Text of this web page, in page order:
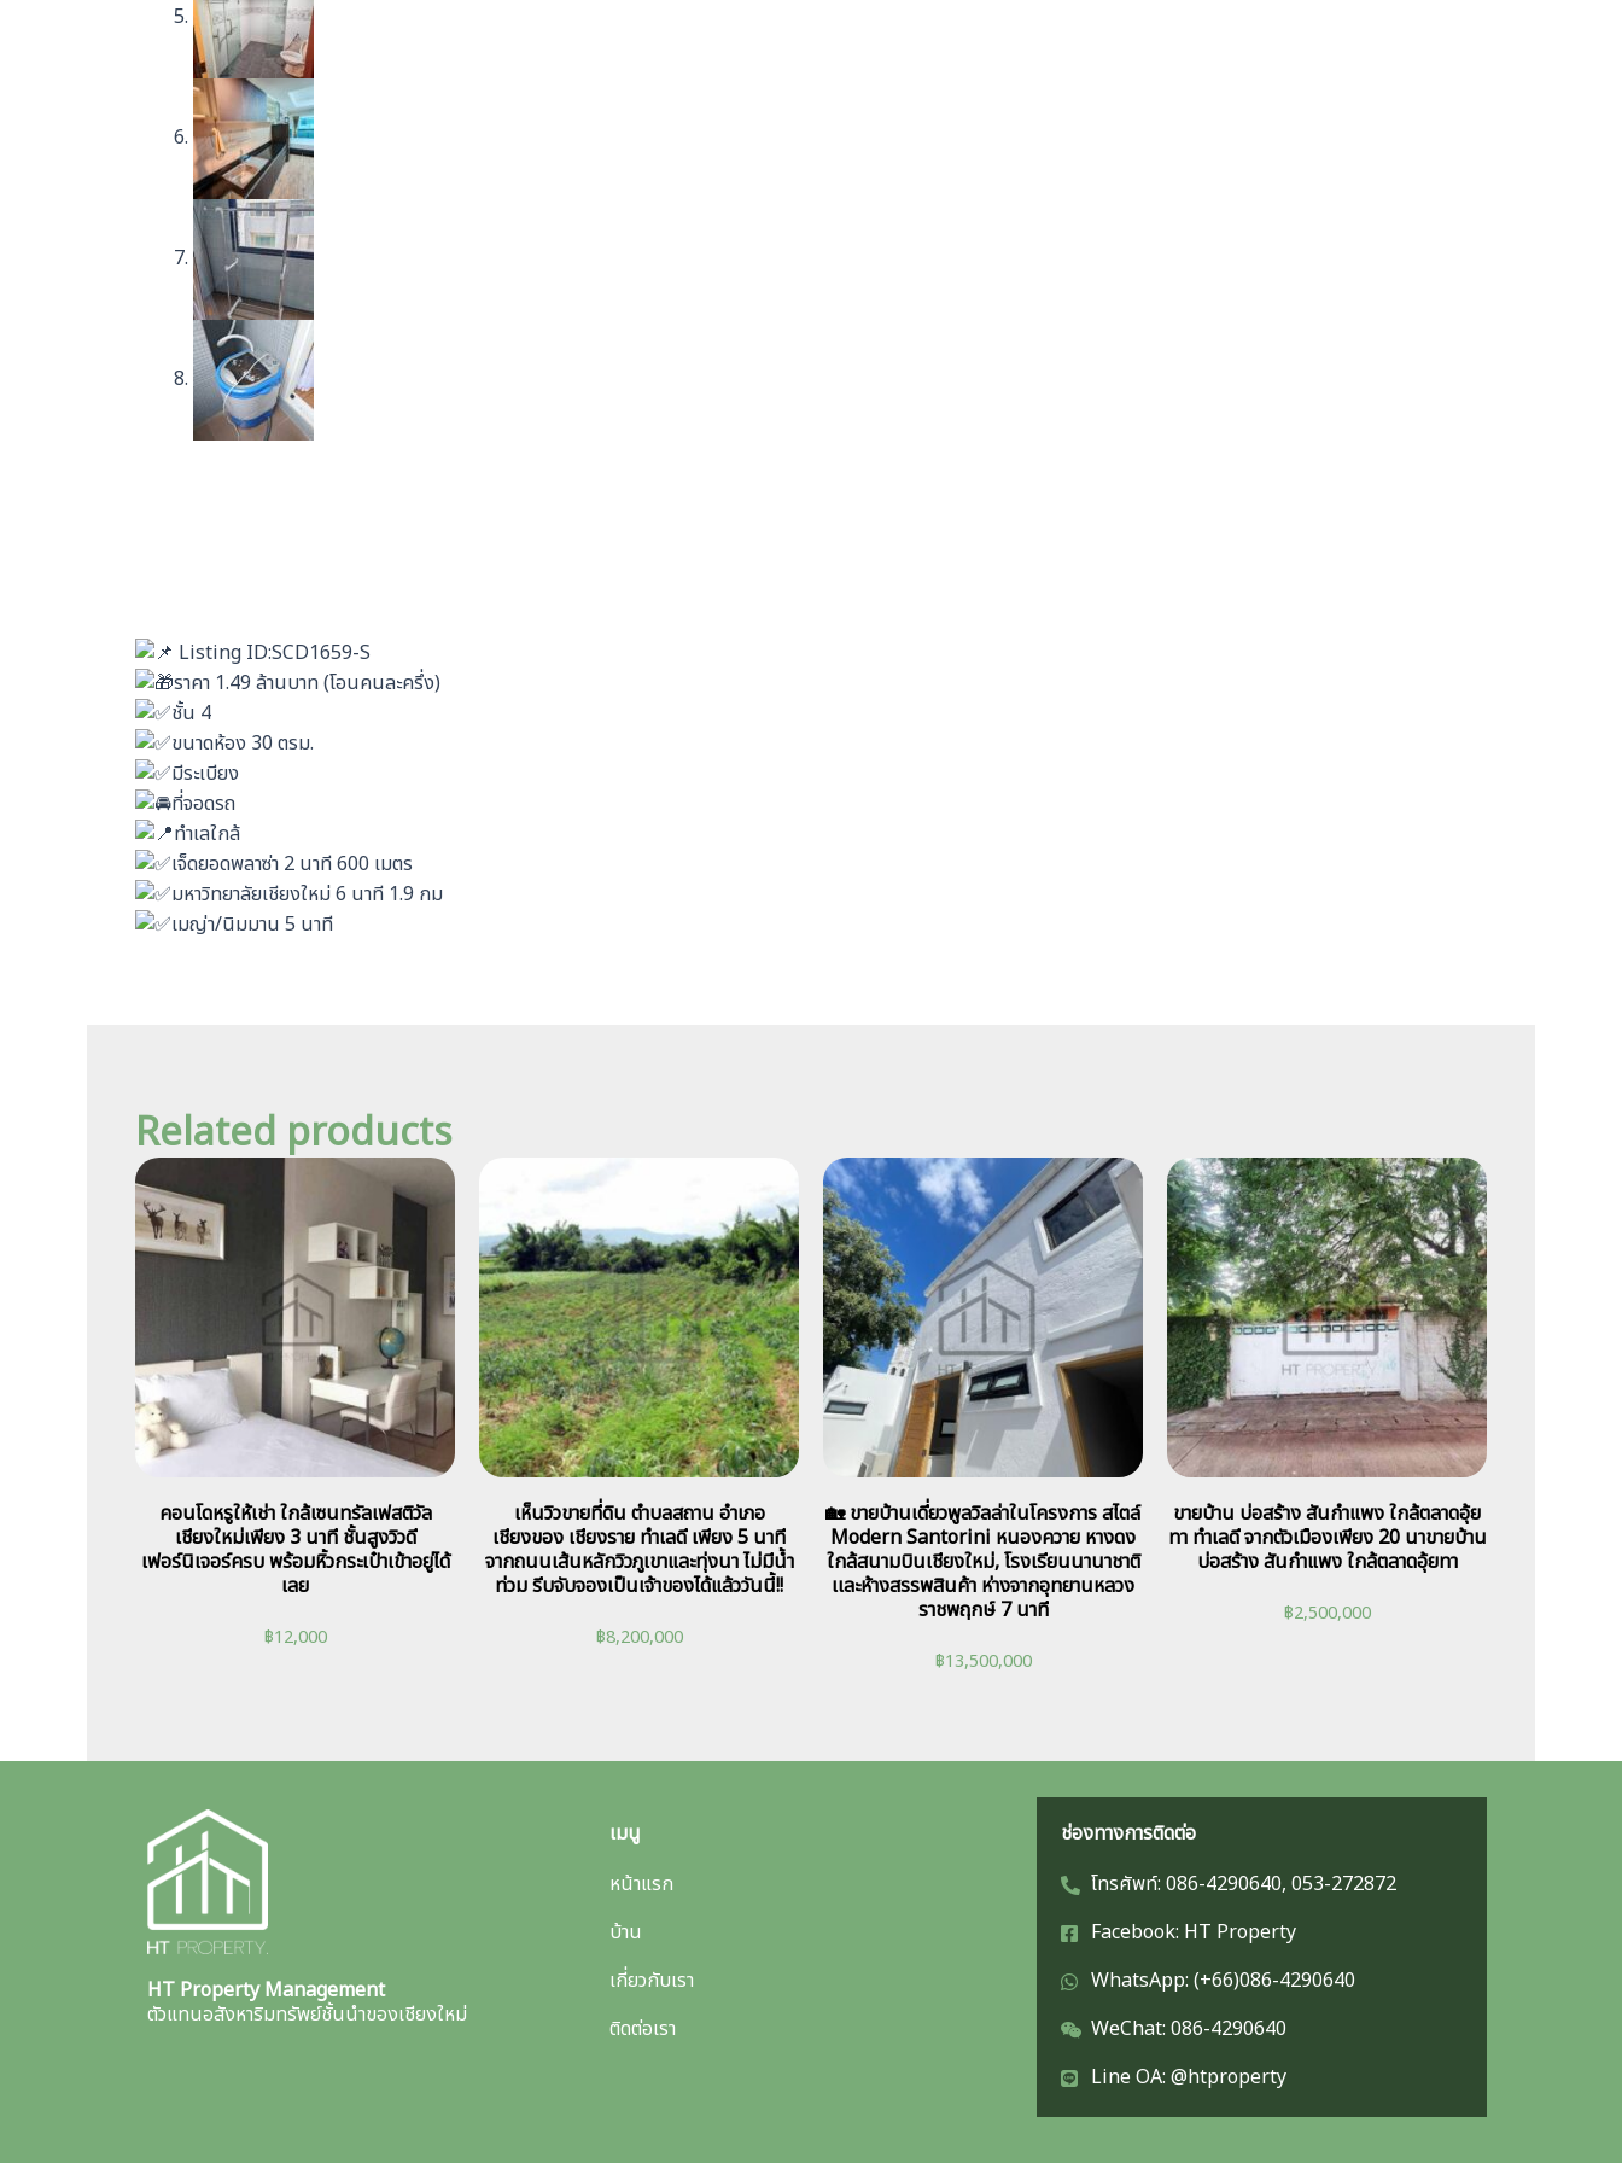
Listing ID:SCD1659-S
ราคา 1.49 ล้านบาท (โอนคนละครึ่ง)
ชั้น 4
ขนาดห้อง 30 ตรม.
มีระเบียง
ที่จอดรถ
ทำเลใกล้
เจ็ดยอดพลาซ่า 2 นาที 600 เมตร
มหาวิทยาลัยเชียงใหม่ 6 นาที 1.9 กม
เมญ่า/นิมมาน 5 นาที
Related products
คอนโดหรูให้เช่า ใกล้เซนทรัลเฟสติวัล
เชียงใหม่เพียง 3 นาที ชั้นสูงวิวดี
เฟอร์นิเจอร์ครบ พร้อมหิ้วกระเป๋าเข้าอยู่ได้
เลย
฿12,000
เห็นวิวขายที่ดิน ตำบลสถาน อำเภอ
เชียงของ เชียงราย ทำเลดี เพียง 5 นาที
จากถนนเส้นหลักวิวภูเขาและทุ่งนา ไม่มีน้ำ
ท่วม รีบจับจองเป็นเจ้าของได้แล้ววันนี้!!
฿8,200,000
🏡 ขายบ้านเดี่ยวพูลวิลล่าในโครงการ สไตล์
Modern Santorini หนองควาย หางดง
ใกล้สนามบินเชียงใหม่, โรงเรียนนานาชาติ
เเละห้างสรรพสินค้า ห่างจากอุทยานหลวง
ราชพฤกษ์ 7 นาที
฿13,500,000
ขายบ้าน บ่อสร้าง สันกำแพง ใกล้ตลาดอุ้ย
ทา ทำเลดี จากตัวเมืองเพียง 20 นาขายบ้าน
บ่อสร้าง สันกำแพง ใกล้ตลาดอุ้ยทา
฿2,500,000
HT Property Management
ตัวแทนอสังหาริมทรัพย์ชั้นนำของเชียงใหม่
เมนู
หน้าแรก
บ้าน
เกี่ยวกับเรา
ติดต่อเรา
ช่องทางการติดต่อ
โทรศัพท์: 086-4290640, 053-272872
Facebook: HT Property
WhatsApp: (+66)086-4290640
WeChat: 086-4290640
Line OA: @htproperty